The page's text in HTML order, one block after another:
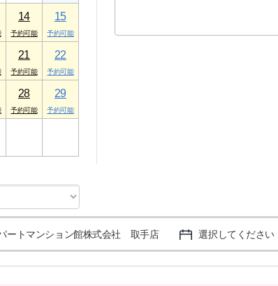
14 15
21 22
28 29
ートマンション館株式会社 取手店 選択してください